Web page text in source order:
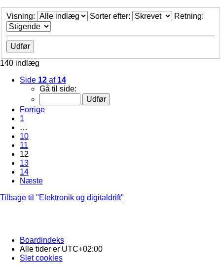
Visning: Sorter efter: Retning:
140 indlæg
Side 12 af 14
Gå til side:
Forrige
1
…
10
11
12
13
14
Næste
Tilbage til "Elektronik og digitaldrift"
Boardindeks
Alle tider er UTC+02:00
Slet cookies